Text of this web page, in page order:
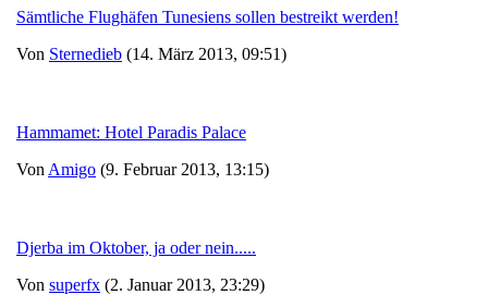
Sämtliche Flughäfen Tunesiens sollen bestreikt werden!
Von Sternedieb (14. März 2013, 09:51)
Hammamet: Hotel Paradis Palace
Von Amigo (9. Februar 2013, 13:15)
Djerba im Oktober, ja oder nein.....
Von superfx (2. Januar 2013, 23:29)